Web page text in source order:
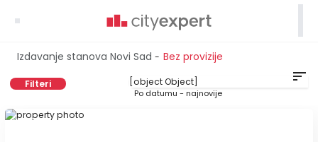
Izdavanje stanova Novi Sad - Bez provizije
Filteri sort
Po datumu - najnovije
ID 65177